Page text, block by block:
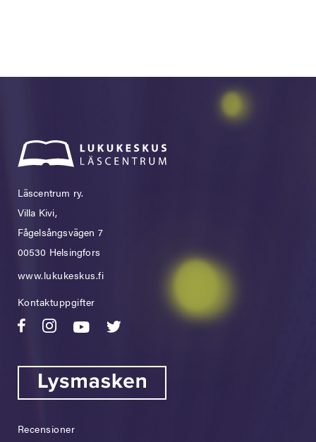
Läscentrum ry.
Villa Kivi,
Fågelsångsvägen 7
00530 Helsingfors
www.lukukeskus.fi
Kontaktuppgifter
Recensioner